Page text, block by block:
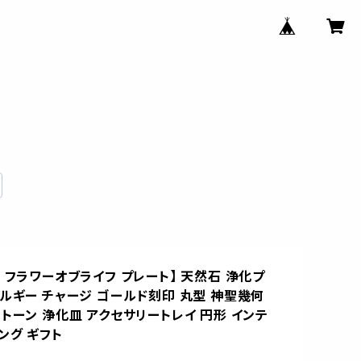
フラワーオブライフ プレート】 天然石 浄化プ
ギー チャージ ゴールド刻印 丸型 神聖幾何
ーン 浄化皿 アクセサリートレイ 円形 インテ
グ ギフト